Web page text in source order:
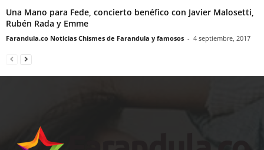
Una Mano para Fede, concierto benéfico con Javier Malosetti,
Rubén Rada y Emme
Farandula.co Noticias Chismes de Farandula y famosos - 4 septiembre, 2017